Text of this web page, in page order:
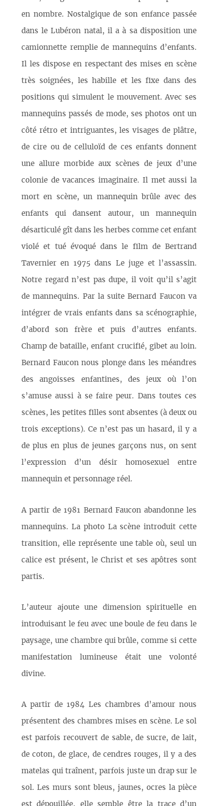
en nombre. Nostalgique de son enfance passée
dans le Lubéron natal, il a à sa disposition une
camionnette remplie de mannequins d’enfants.
Il les dispose en respectant des mises en scène
très soignées, les habille et les fixe dans des
positions qui simulent le mouvement. Avec ses
mannequins passés de mode, ses photos ont un
côté rétro et intriguantes, les visages de plâtre,
de cire ou de celluloïd de ces enfants donnent
une allure morbide aux scènes de jeux d’une
colonie de vacances imaginaire. Il met aussi la
mort en scène, un mannequin brûle avec des
enfants qui dansent autour, un mannequin
désarticulé gît dans les herbes comme cet enfant
violé et tué évoqué dans le film de Bertrand
Tavernier en 1975 dans Le juge et l’assassin.
Notre regard n’est pas dupe, il voit qu’il s’agit
de mannequins. Par la suite Bernard Faucon va
intégrer de vrais enfants dans sa scénographie,
d’abord son frère et puis d’autres enfants.
Champ de bataille, enfant crucifié, gibet au loin.
Bernard Faucon nous plonge dans les méandres
des angoisses enfantines, des jeux où l’on
s’amuse aussi à se faire peur. Dans toutes ces
scènes, les petites filles sont absentes (à deux ou
trois exceptions). Ce n’est pas un hasard, il y a
de plus en plus de jeunes garçons nus, on sent
l’expression d’un désir homosexuel entre
mannequin et personnage réel.
A partir de 1981 Bernard Faucon abandonne les
mannequins. La photo La scène introduit cette
transition, elle représente une table où, seul un
calice est présent, le Christ et ses apôtres sont
partis.
L’auteur ajoute une dimension spirituelle en
introduisant le feu avec une boule de feu dans le
paysage, une chambre qui brûle, comme si cette
manifestation lumineuse était une volonté
divine.
A partir de 1984 Les chambres d’amour nous
présentent des chambres mises en scène. Le sol
est parfois recouvert de sable, de sucre, de lait,
de coton, de glace, de cendres rouges, il y a des
matelas qui traînent, parfois juste un drap sur le
sol. Les murs sont bleus, jaunes, ocres la pièce
est dépouillée, elle semble être la trace d’un